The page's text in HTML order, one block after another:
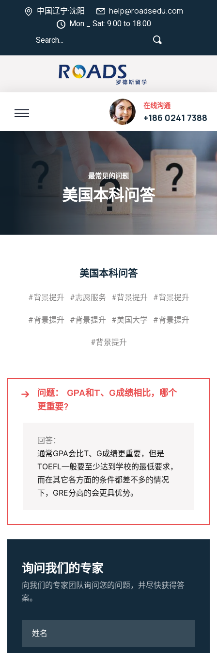
中国辽宁·沈阳 help@roadsedu.com
Mon _ Sat: 9.00 to 18.00
在线沟通
+186 0241 7388
最常见的问题
美国本科问答
美国本科问答
#背景提升 #志愿服务 #背景提升 #背景提升
#背景提升 #背景提升 #美国大学 #背景提升
#背景提升
问题：
GPA和T、G成绩相比，哪个
更重要?
回答：
通常GPA会比T、G成绩更重要，但是
TOEFL一般要至少达到学校的最低要求，
而在其它各方面的条件都差不多的情况
下，GRE分高的会更具优势。
询问我们的专家
向我们的专家团队询问您的问题，并尽快获得答
案。